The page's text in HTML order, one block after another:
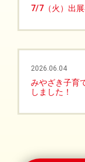
7/7（火）出
2026.06.04
みやざき子育
しました！